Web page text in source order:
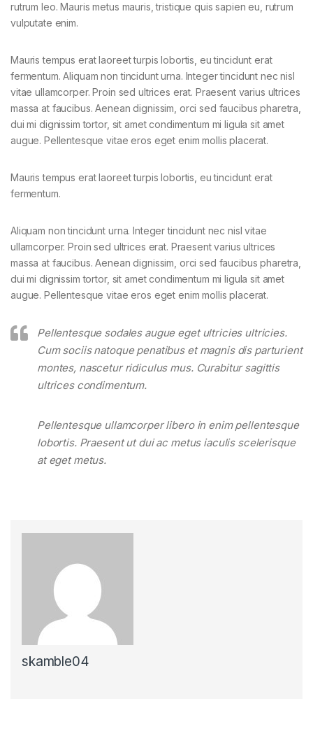
rutrum leo. Mauris metus mauris, tristique quis sapien eu, rutrum
vulputate enim.
Mauris tempus erat laoreet turpis lobortis, eu tincidunt erat
fermentum. Aliquam non tincidunt urna. Integer tincidunt nec nisl
vitae ullamcorper. Proin sed ultrices erat. Praesent varius ultrices
massa at faucibus. Aenean dignissim, orci sed faucibus pharetra,
dui mi dignissim tortor, sit amet condimentum mi ligula sit amet
augue. Pellentesque vitae eros eget enim mollis placerat.
Mauris tempus erat laoreet turpis lobortis, eu tincidunt erat
fermentum.
Aliquam non tincidunt urna. Integer tincidunt nec nisl vitae
ullamcorper. Proin sed ultrices erat. Praesent varius ultrices
massa at faucibus. Aenean dignissim, orci sed faucibus pharetra,
dui mi dignissim tortor, sit amet condimentum mi ligula sit amet
augue. Pellentesque vitae eros eget enim mollis placerat.
Pellentesque sodales augue eget ultricies ultricies.
Cum sociis natoque penatibus et magnis dis parturient
montes, nascetur ridiculus mus. Curabitur sagittis
ultrices condimentum.
Pellentesque ullamcorper libero in enim pellentesque
lobortis. Praesent ut dui ac metus iaculis scelerisque
at eget metus.
skamble04